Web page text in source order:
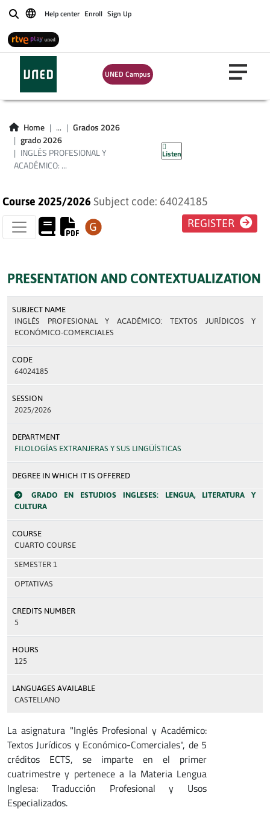
BuscarHelp center Enroll Sign Up
UNED Campus
Home ...
Grados 2026
grado 2026
INGLÉS PROFESIONAL Y
ACADÉMICO: ...
Listen
INGLÉS
PROFESIONAL Y
ACADÉMICO:
TEXTOS JURÍDICOS
Y ECONÓMICO-
COMERCIALES
Course 2025/2026 Subject code: 64024185
REGISTER
PRESENTATION AND CONTEXTUALIZATION
SUBJECT NAME
INGLÉS PROFESIONAL Y ACADÉMICO: TEXTOS JURÍDICOS Y
ECONÓMICO-COMERCIALES
CODE
64024185
SESSION
2025/2026
DEPARTMENT
FILOLOGÍAS EXTRANJERAS Y SUS LINGÜÍSTICAS
DEGREE IN WHICH IT IS OFFERED
GRADO EN ESTUDIOS INGLESES: LENGUA, LITERATURA Y
CULTURA
COURSE
CUARTO COURSE
SEMESTER 1
OPTATIVAS
CREDITS NUMBER
5
HOURS
125
LANGUAGES AVAILABLE
CASTELLANO
La asignatura "Inglés Profesional y Académico:
Textos Jurídicos y Económico-Comerciales", de 5
créditos ECTS, se imparte en el primer
cuatrimestre y pertenece a la Materia Lengua
Inglesa: Traducción Profesional y Usos
Especializados.